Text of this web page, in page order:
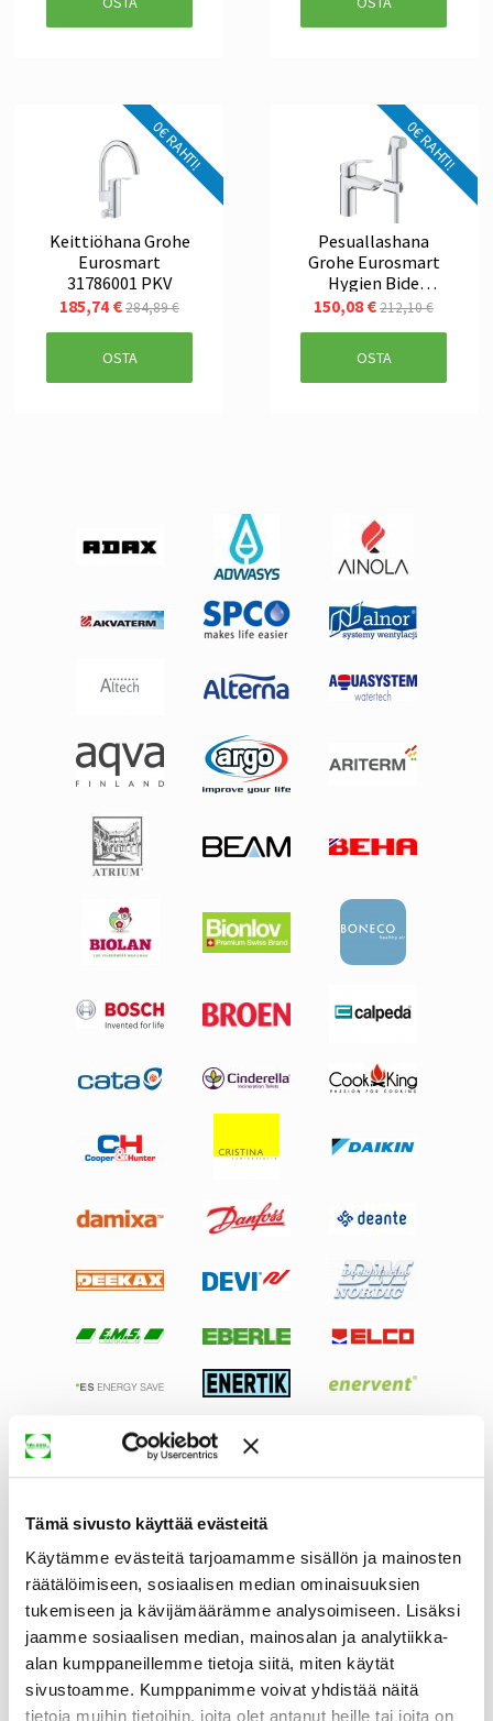
Tämä sivusto käyttää evästeitä
Käytämme evästeitä tarjoamamme sisällön ja mainosten
räätälöimiseen, sosiaalisen median ominaisuuksien
tukemiseen ja kävijämäärämme analysoimiseen. Lisäksi
jaamme sosiaalisen median, mainosalan ja analytiikka-
alan kumppaneillemme tietoja siitä, miten käytät
sivustoamme. Kumppanimme voivat yhdistää näitä
tietoja muihin tietoihin, joita olet antanut heille tai joita on
0€ RAHTI!
Keittiöhana Grohe
Eurosmart
31786001 PKV
185,74 €284,89 €
OSTA
0€ RAHTI!
Pesuallashana
Grohe Eurosmart
Hygien Bide
23124003
150,08 €212,10 €
OSTA